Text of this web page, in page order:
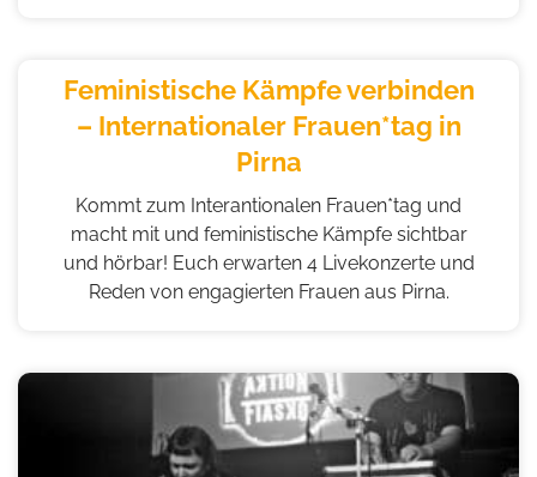
Feministische Kämpfe verbinden
– Internationaler Frauen*tag in
Pirna
Kommt zum Interantionalen Frauen*tag und
macht mit und feministische Kämpfe sichtbar
und hörbar! Euch erwarten 4 Livekonzerte und
Reden von engagierten Frauen aus Pirna.